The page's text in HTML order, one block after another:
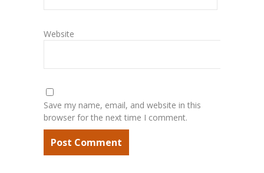
Website
Save my name, email, and website in this
browser for the next time I comment.